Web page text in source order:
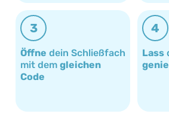
3
Öffne dein Schließfach
mit dem gleichen
Code
4
Lass